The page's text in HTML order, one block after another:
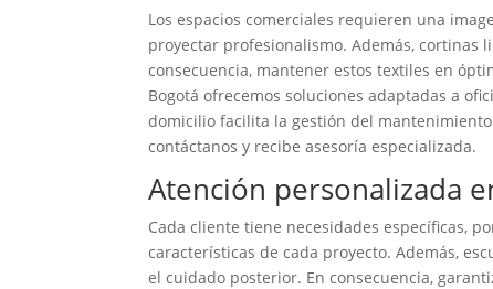
Los espacios comerciales requieren una
proyectar profesionalismo. Además, cortinas
consecuencia, mantener estos textiles en
Bogotá ofrecemos soluciones adaptadas a
domicilio facilita la gestión del
contáctanos y recibe asesoría especializada.
Atención personalizada
Cada cliente tiene necesidades específicas,
características de cada proyecto. Además,
el cuidado posterior. En consecuencia,